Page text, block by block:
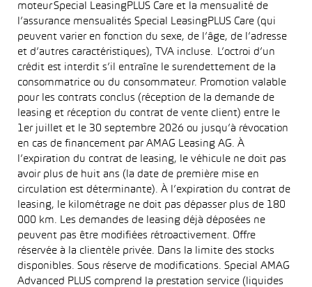
moteur Special LeasingPLUS Care et la mensualité de
l’assurance mensualités Special LeasingPLUS Care (qui
peuvent varier en fonction du sexe, de l’âge, de l’adresse
et d’autres caractéristiques), TVA incluse. L’octroi d’un
crédit est interdit s’il entraîne le surendettement de la
consommatrice ou du consommateur. Promotion valable
pour les contrats conclus (réception de la demande de
leasing et réception du contrat de vente client) entre le
1er juillet et le 30 septembre 2026 ou jusqu’à révocation
en cas de financement par AMAG Leasing AG. À
l’expiration du contrat de leasing, le véhicule ne doit pas
avoir plus de huit ans (la date de première mise en
circulation est déterminante). À l’expiration du contrat de
leasing, le kilométrage ne doit pas dépasser plus de 180
000 km. Les demandes de leasing déjà déposées ne
peuvent pas être modifiées rétroactivement. Offre
réservée à la clientèle privée. Dans la limite des stocks
disponibles. Sous réserve de modifications. Special AMAG
Advanced PLUS comprend la prestation service (liquides